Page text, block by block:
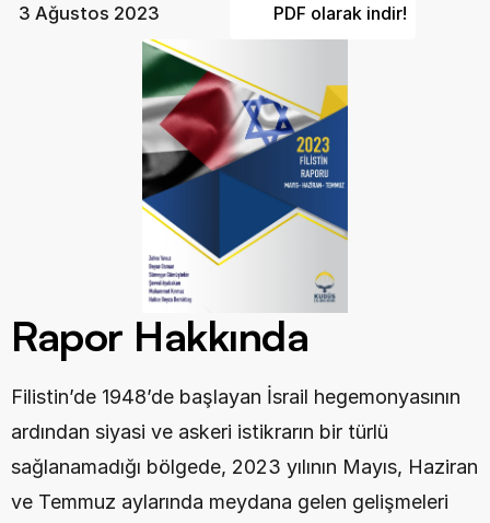
3 Ağustos 2023 PDF olarak indir!
Rapor Hakkında
Filistin’de 1948’de başlayan İsrail hegemonyasının
ardından siyasi ve askeri istikrarın bir türlü
sağlanamadığı bölgede, 2023 yılının Mayıs, Haziran
ve Temmuz aylarında meydana gelen gelişmeleri